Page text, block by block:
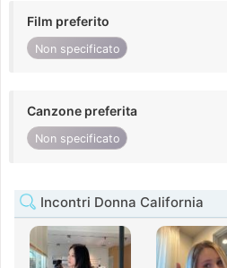
Film preferito
Non specificato
Canzone preferita
Non specificato
Incontri Donna California